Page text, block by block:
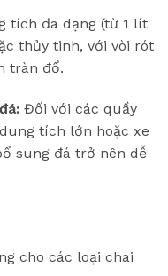
tích đa dạng (từ 1 lít
thủy tinh, với vòi rót
tràn đổ.
Đối với các quầy
tích lớn hoặc xe
sung đá trở nên dễ
cho các loại chai